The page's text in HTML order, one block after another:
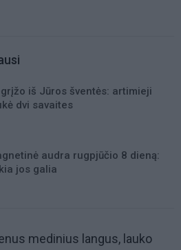
iš Jūros šventės: artimieji
dvi savaites
audra rugpjūčio 8 dieną:
jos galia
medinius langus, lauko